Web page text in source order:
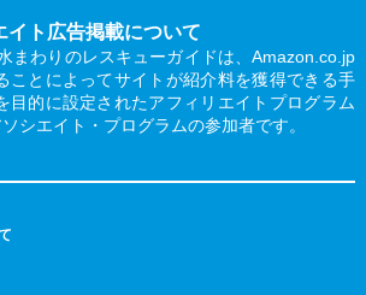
ト広告掲載について
まわりのレスキューガイドは、Amazon.co.jp
ことによってサイトが紹介料を獲得できる手
目的に設定されたアフィリエイトプログラム
シエイト・プログラムの参加者です。